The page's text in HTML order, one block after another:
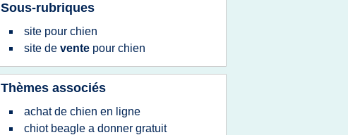
Sous-rubriques
site pour chien
site de vente pour chien
Thèmes associés
achat de chien en ligne
chiot beagle a donner gratuit